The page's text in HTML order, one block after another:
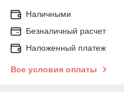
Наличными
Безналичный расчет
Наложенный платеж
Все условия оплаты